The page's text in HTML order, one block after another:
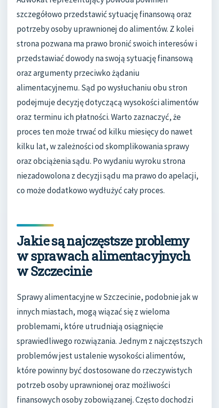
szczegółowo przedstawić sytuację finansową oraz
potrzeby osoby uprawnionej do alimentów. Z kolei
strona pozwana ma prawo bronić swoich interesów i
przedstawiać dowody na swoją sytuację finansową
oraz argumenty przeciwko żądaniu
alimentacyjnemu. Sąd po wysłuchaniu obu stron
podejmuje decyzję dotyczącą wysokości alimentów
oraz terminu ich płatności. Warto zaznaczyć, że
proces ten może trwać od kilku miesięcy do nawet
kilku lat, w zależności od skomplikowania sprawy
oraz obciążenia sądu. Po wydaniu wyroku strona
niezadowolona z decyzji sądu ma prawo do apelacji,
co może dodatkowo wydłużyć cały proces.
Jakie są najczęstsze problemy
w sprawach alimentacyjnych
w Szczecinie
Sprawy alimentacyjne w Szczecinie, podobnie jak w
innych miastach, mogą wiązać się z wieloma
problemami, które utrudniają osiągnięcie
sprawiedliwego rozwiązania. Jednym z najczęstszych
problemów jest ustalenie wysokości alimentów,
które powinny być dostosowane do rzeczywistych
potrzeb osoby uprawnionej oraz możliwości
finansowych osoby zobowiązanej. Często dochodzi